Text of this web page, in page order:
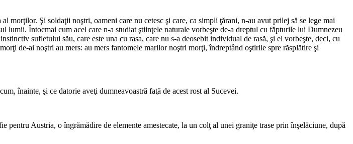
morţilor. Şi soldaţii noştri, oameni care nu cetesc şi care, ca simpli ţărani, n-au avut prilej să se lege mai
lumii. Întocmai cum acel care n-a studiat ştiinţele naturale vorbeşte de-a dreptul cu făpturile lui Dumnezeu
sufletului său, care este una cu rasa, care nu s-a deosebit individual de rasă, şi el vorbeşte, deci, cu
de-ai noştri au mers: au mers fan­tomele marilor noştri morţi, îndreptând oştirile spre răsplătire şi
înainte, şi ce datorie aveţi dumneavoastră faţă de acest rost al Sucevei.
Austria, o îngrămădire de elemente ames­tecate, la un colţ al unei graniţe trase prin înşelă­ciune, după